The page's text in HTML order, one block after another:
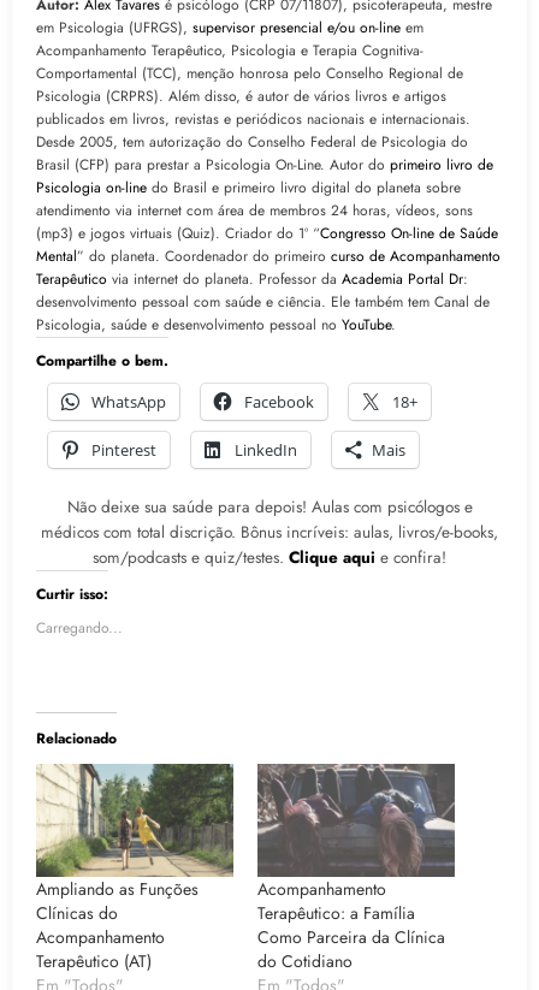
Autor: Alex Tavares é psicólogo (CRP 07/11807), psicoterapeuta, mestre
em Psicologia (UFRGS), supervisor presencial e/ou on-line em
Acompanhamento Terapêutico, Psicologia e Terapia Cognitiva-
Comportamental (TCC), menção honrosa pelo Conselho Regional de
Psicologia (CRPRS). Além disso, é autor de vários livros e artigos
publicados em livros, revistas e periódicos nacionais e internacionais.
Desde 2005, tem autorização do Conselho Federal de Psicologia do
Brasil (CFP) para prestar a Psicologia On-Line. Autor do primeiro livro de
Psicologia on-line do Brasil e primeiro livro digital do planeta sobre
atendimento via internet com área de membros 24 horas, vídeos, sons
(mp3) e jogos virtuais (Quiz). Criador do 1º “Congresso On-line de Saúde
Mental” do planeta. Coordenador do primeiro curso de Acompanhamento
Terapêutico via internet do planeta. Professor da Academia Portal Dr:
desenvolvimento pessoal com saúde e ciência. Ele também tem Canal de
Psicologia, saúde e desenvolvimento pessoal no YouTube.
Compartilhe o bem.
WhatsApp
Facebook 18+
Pinterest LinkedIn Mais
Não deixe sua saúde para depois! Aulas com psicólogos e
médicos com total discrição. Bônus incríveis: aulas, livros/e-books,
som/podcasts e quiz/testes. Clique aqui e confira!
Curtir isso:
Carregando...
Relacionado
Ampliando as Funções
Clínicas do
Acompanhamento
Terapêutico (AT)
Acompanhamento
Terapêutico: a Família
Como Parceira da Clínica
do Cotidiano